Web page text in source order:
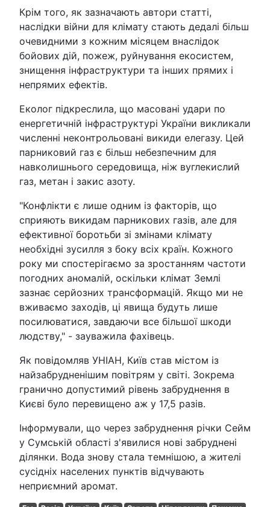
Крім того, як зазначають автори статті,
наслідки війни для клімату стають дедалі більш
очевидними з кожним місяцем внаслідок
бойових дій, пожеж, руйнування екосистем,
знищення інфраструктури та інших прямих і
непрямих ефектів.
Еколог підкреслила, що масовані удари по
енергетичній інфраструктурі України викликали
численні неконтрольовані викиди елегазу. Цей
парниковий газ є більш небезпечним для
навколишнього середовища, ніж вуглекислий
газ, метан і закис азоту.
"Конфлікти є лише одним із факторів, що
сприяють викидам парникових газів, але для
ефективної боротьби зі змінами клімату
необхідні зусилля з боку всіх країн. Кожного
року ми спостерігаємо за зростанням частоти
погодних аномалій, оскільки клімат Землі
зазнає серйозних трансформацій. Якщо ми не
вживаємо заходів, ці явища будуть лише
посилюватися, завдаючи все більшої шкоди
людству," - зауважила фахівець.
Як повідомляв УНІАН, Київ став містом із
найзабрудненішим повітрям у світі. Зокрема
гранично допустимий рівень забруднення в
Києві було перевищено аж у 17,5 разів.
Інформували, що через забруднення річки Сейм
у Сумській області з'явилися нові забруднені
ділянки. Вода знову стала темнішою, а жителі
сусідніх населених пунктів відчувають
неприємний аромат.